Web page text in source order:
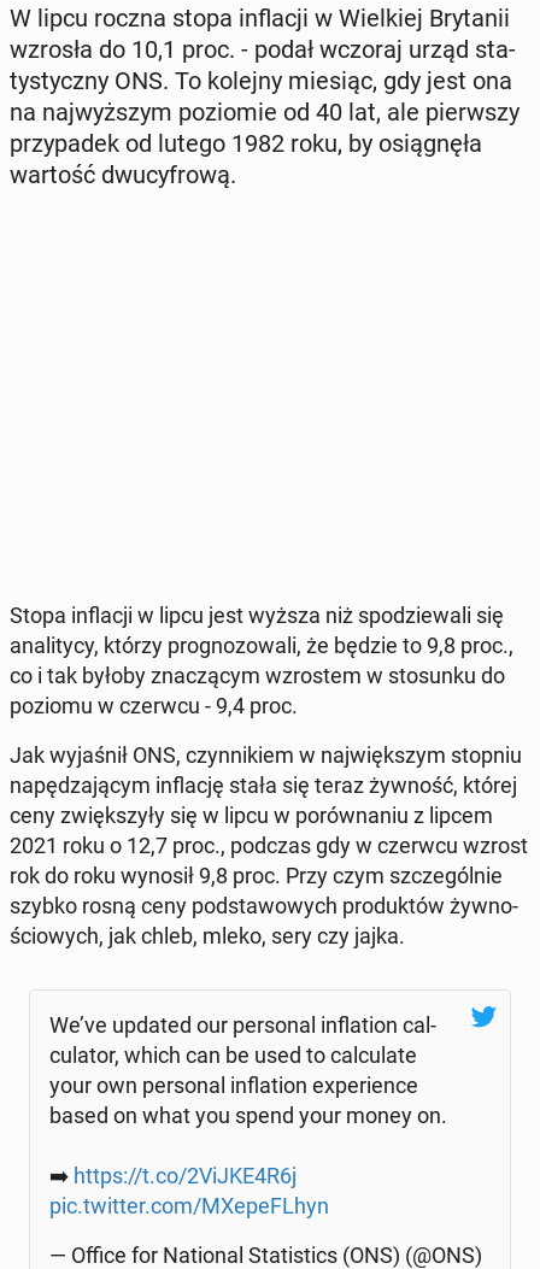
W lipcu roczna stopa in­fla­cji w Wiel­kiej Bry­ta­nii
wzrosła do 10,1 proc. - podał wczoraj urząd sta­
ty­stycz­ny ONS. To kolejny miesiąc, gdy jest ona
na naj­wyż­szym po­zio­mie od 40 lat, ale pierw­szy
przy­pa­dek od lutego 1982 roku, by osią­gnę­ła
wartość dwu­cy­fro­wą.
Stopa in­fla­cji w lipcu jest wyższa niż spo­dzie­wa­li się
ana­li­ty­cy, którzy pro­gno­zo­wa­li, że będzie to 9,8 proc.,
co i tak byłoby zna­czą­cym wzro­stem w sto­sun­ku do
poziomu w czerwcu - 9,4 proc.
Jak wy­ja­śnił ONS, czyn­ni­kiem w naj­więk­szym stopniu
na­pę­dza­ją­cym in­fla­cję stała się teraz żywność, której
ceny zwięk­szy­ły się w lipcu w po­rów­na­niu z lipcem
2021 roku o 12,7 proc., podczas gdy w czerwcu wzrost
rok do roku wynosił 9,8 proc. Przy czym szcze­gól­nie
szybko rosną ceny pod­sta­wo­wych pro­duk­tów żyw­no­
ścio­wych, jak chleb, mleko, sery czy jajka.
We’ve updated our per­so­nal in­fla­tion cal­
cu­la­tor, which can be used to cal­cu­la­te
your own per­so­nal in­fla­tion expe­rien­ce
based on what you spend your money on.
➡️ https://t.co/2ViJKE4R6j
pic.twitter.com/MXe­pe­FL­hyn
— Office for Na­tio­nal Sta­ti­stics (ONS) (@ONS)